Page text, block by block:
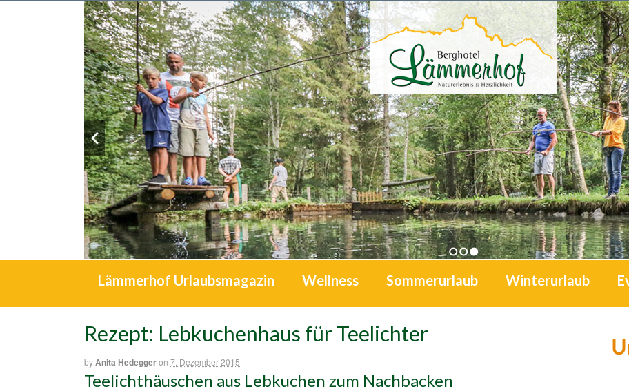
1 2 3
Lämmerhof Urlaubsmagazin Wellness Sommerurlaub Winterurlaub
Rezept: Lebkuchenhaus für Teelichter
byAnita Hedeggeron 7. Dezember 2015
Teelichthäuschen aus Lebkuchen zum Nachbacken